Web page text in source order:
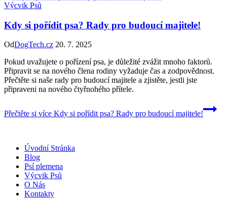
Výcvik Psů
Kdy si pořídit psa? Rady pro budoucí majitele!
OdDogTech.cz 20. 7. 2025
Pokud uvažujete o pořízení psa, je důležité zvážit mnoho faktorů.
Připravit se na nového člena rodiny vyžaduje čas a zodpovědnost.
Přečtěte si naše rady pro budoucí majitele a zjistěte, jestli jste
připraveni na nového čtyřnohého přítele.
Přečtěte si více Kdy si pořídit psa? Rady pro budoucí majitele!
Úvodní Stránka
Blog
Psí plemena
Výcvik Psů
O Nás
Kontakty